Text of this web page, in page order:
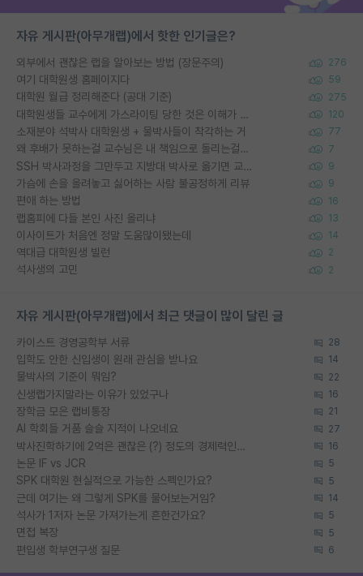
자유 게시판(아무개랩)에서 핫한 인기글은?
외부에서 괜찮은 랩을 알아보는 방법 (장문주의) 276
여기 대학원생 홈페이지다 59
대학원 월급 정리해준다 (공대 기준) 275
대학원생들 교수에게 가스라이팅 당한 것은 이해가 갑니다. 안타깝네요. 120
소재분야 석박사 대학원생 + 물박사들이 착각하는 거 77
왜 후배가 못하는걸 교수님은 내 책임으로 돌리는걸까요? 7
SSH 박사과정을 그만두고 지방대 박사로 옮기면 교수의 꿈은 끝일까요? 9
가슴에 손을 올려놓고 싫어하는 사람 불공정하게 리뷰 9
편애 하는 방법 16
랩홈피에 다들 본인 사진 올리냐 13
이사이트가 처음엔 정말 도움많이됐는데 14
역대급 대학원생 빌런 2
석사생의 고민 2
자유 게시판(아무개랩)에서 최근 댓글이 많이 달린 글
카이스트 경영공학부 서류 28
입학도 안한 신입생이 원래 관심을 받나요 14
물박사의 기준이 뭐임? 22
신생랩가지말라는 이유가 있었구나 16
장학금 모은 랩비통장 21
AI 학회들 거품 슬슬 지적이 나오네요 27
박사진학하기에 2억은 괜찮은 (?) 정도의 경제력인가요 16
논문 IF vs JCR 5
SPK 대학원 현실적으로 가능한 스펙인가요? 5
근데 여기는 왜 그렇게 SPK를 물어보는거임? 14
석사가 1저자 논문 가져가는게 흔한건가요? 5
면접 복장 5
편입생 학부연구생 질문 6